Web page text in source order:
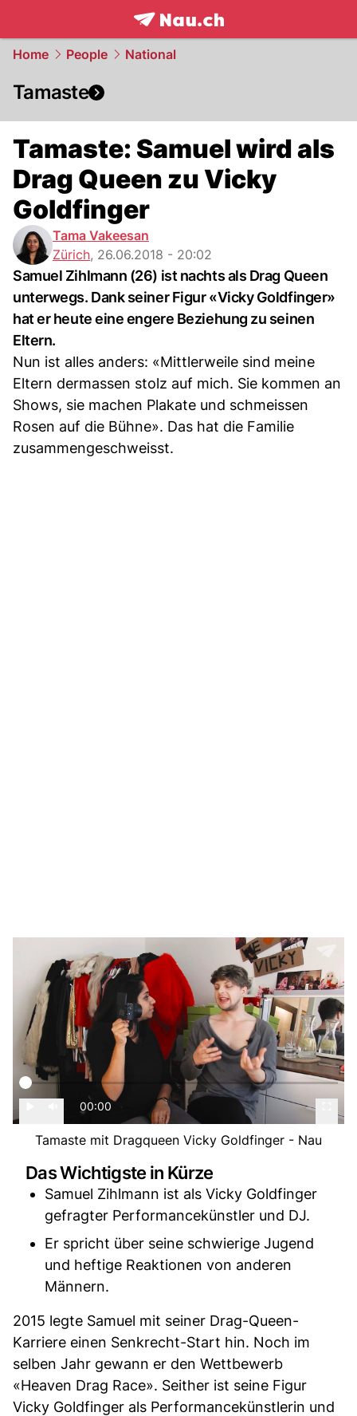
frontpage.NAU.ch
Home People National
Tamaste
Tamaste: Samuel wird als
Drag Queen zu Vicky
Goldfinger
Tama Vakeesan
Zürich, 26.06.2018 - 20:02
Samuel Zihlmann (26) ist nachts als Drag Queen
unterwegs. Dank seiner Figur «Vicky Goldfinger»
hat er heute eine engere Beziehung zu seinen
Eltern.
Nun ist alles anders: «Mittlerweile sind meine
Eltern dermassen stolz auf mich. Sie kommen an
Shows, sie machen Plakate und schmeissen
Rosen auf die Bühne». Das hat die Familie
zusammengeschweisst.
00:00
Tamaste mit Dragqueen Vicky Goldfinger - Nau
Das Wichtigste in Kürze
Samuel Zihlmann ist als Vicky Goldfinger
gefragter Performancekünstler und DJ.
Er spricht über seine schwierige Jugend
und heftige Reaktionen von anderen
Männern.
2015 legte Samuel mit seiner Drag-Queen-
Karriere einen Senkrecht-Start hin. Noch im
selben Jahr gewann er den Wettbewerb
«Heaven Drag Race». Seither ist seine Figur
Vicky Goldfinger als Performancekünstlerin und